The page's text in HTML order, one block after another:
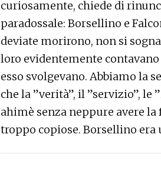
curiosamente, chiede di
paradossale: Borsellino e
deviate morirono, non si
loro evidentemente
esso svolgevano. Abbiamo la
che la ”verità”, il ”servizio”,
ahimè senza neppure avere
troppo copiose. Borsellino era